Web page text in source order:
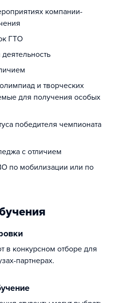
компании-
ГТО
и творческих
для получения особых
победителя чемпионата
с отличием
по мобилизации или по
партнерах.